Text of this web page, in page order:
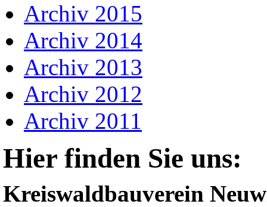
Archiv 2015
Archiv 2014
Archiv 2013
Archiv 2012
Archiv 2011
Hier finden Sie uns:
Kreiswaldbauverein